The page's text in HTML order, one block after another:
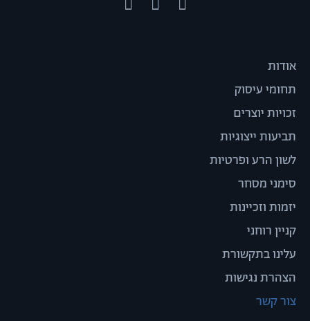
אודות
תחומי עיסוק
זכויות יוצרים
תביעות ייצוגיות
לשון הרע ופרטיות
סימני מסחר
יזמות וזכיינות
קניין רוחני
עלינו בתקשורת
הצהרת נגישות
צור קשר